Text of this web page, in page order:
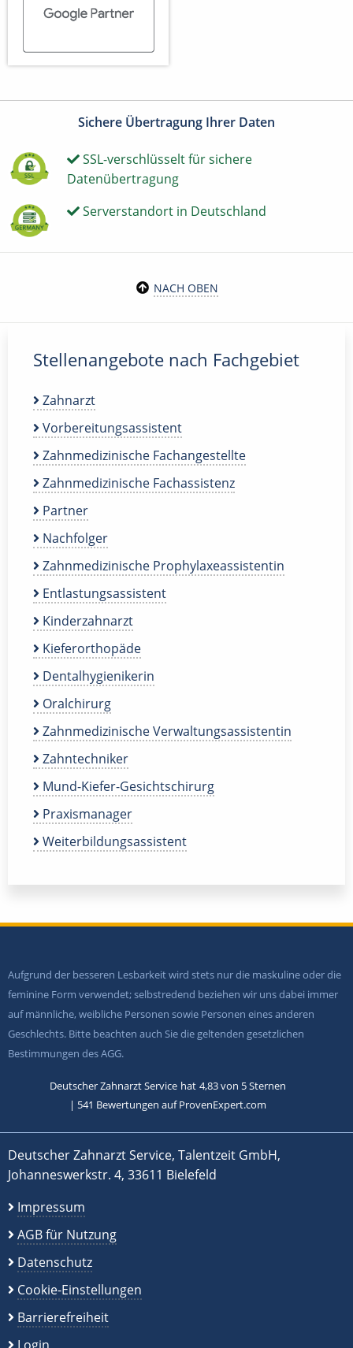
Sichere Übertragung Ihrer Daten
SSL-verschlüsselt für sichere
Datenübertragung
Serverstandort in Deutschland
NACH OBEN
Stellenangebote nach Fachgebiet
Zahnarzt
Vorbereitungsassistent
Zahnmedizinische Fachangestellte
Zahnmedizinische Fachassistenz
Partner
Nachfolger
Zahnmedizinische Prophylaxeassistentin
Entlastungsassistent
Kinderzahnarzt
Kieferorthopäde
Dentalhygienikerin
Oralchirurg
Zahnmedizinische Verwaltungsassistentin
Zahntechniker
Mund-Kiefer-Gesichtschirurg
Praxismanager
Weiterbildungsassistent
Aufgrund der besseren Lesbarkeit wird stets nur die maskuline oder die
feminine Form verwendet; selbstredend beziehen wir uns dabei immer
auf männliche, weibliche Personen sowie Personen eines anderen
Geschlechts. Bitte beachten auch Sie die geltenden gesetzlichen
Bestimmungen des AGG.
Deutscher Zahnarzt Service hat 4,83von 5Sternen
| 541 Bewertungen auf ProvenExpert.com
Deutscher Zahnarzt Service, Talentzeit GmbH,
Johanneswerkstr. 4, 33611 Bielefeld
Impressum
AGB für Nutzung
Datenschutz
Cookie-Einstellungen
Barrierefreiheit